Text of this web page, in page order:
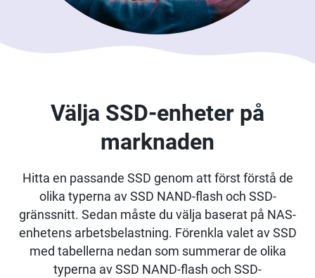
Välja SSD-enheter på
marknaden
Hitta en passande SSD genom att först förstå de
olika typerna av SSD NAND-flash och SSD-
gränssnitt. Sedan måste du välja baserat på NAS-
enhetens arbetsbelastning. Förenkla valet av SSD
med tabellerna nedan som summerar de olika
typerna av SSD NAND-flash och SSD-